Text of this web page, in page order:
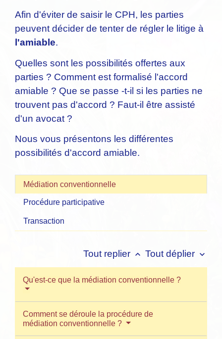
Afin d'éviter de saisir le CPH, les parties
peuvent décider de tenter de régler le litige à
l'amiable.
Quelles sont les possibilités offertes aux
parties ? Comment est formalisé l'accord
amiable ? Que se passe -t-il si les parties ne
trouvent pas d'accord ? Faut-il être assisté
d'un avocat ?
Nous vous présentons les différentes
possibilités d'accord amiable.
Médiation conventionnelle
Procédure participative
Transaction
Tout replier keyboard_arrow_up Tout déplier keyboard_arrow_down
Qu'est-ce que la médiation conventionnelle ?
Comment se déroule la procédure de
médiation conventionnelle ?